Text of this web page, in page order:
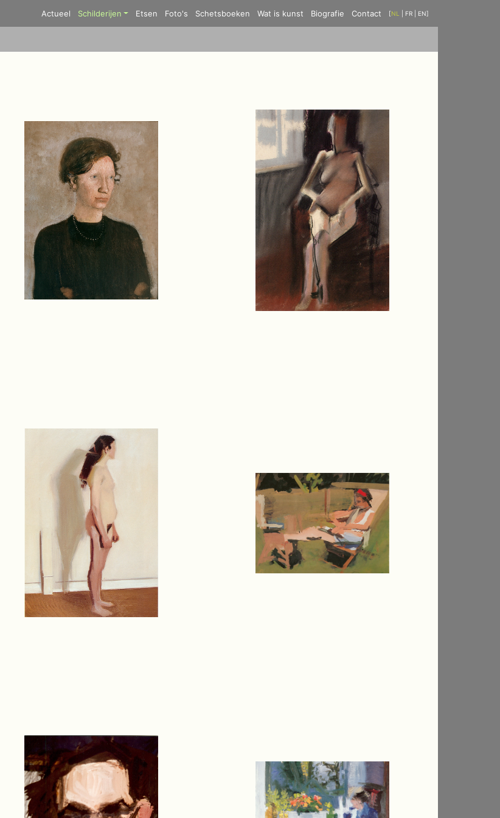
Actueel Schilderijen Etsen Foto's Schetsboeken Wat is kunst Biografie Contact [NL FR EN]